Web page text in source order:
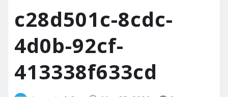
c28d501c-8cdc-
4d0b-92cf-
413338f633cd